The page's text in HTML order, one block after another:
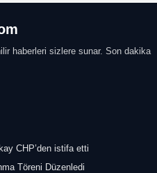
haberleri sizlere sunar. Son dakika
CHP’den istifa etti
Töreni Düzenledi